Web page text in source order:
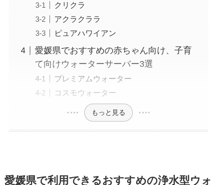
クリクラ
アクラクララ
ピュアハワイアン
愛媛県でおすすめの赤ちゃん向け、子育
て向けウォーターサーバー3選
プレミアムウォーター
コスモウォーター
もっと見る
愛媛県で利用できるおすすめの浄水型ウォ